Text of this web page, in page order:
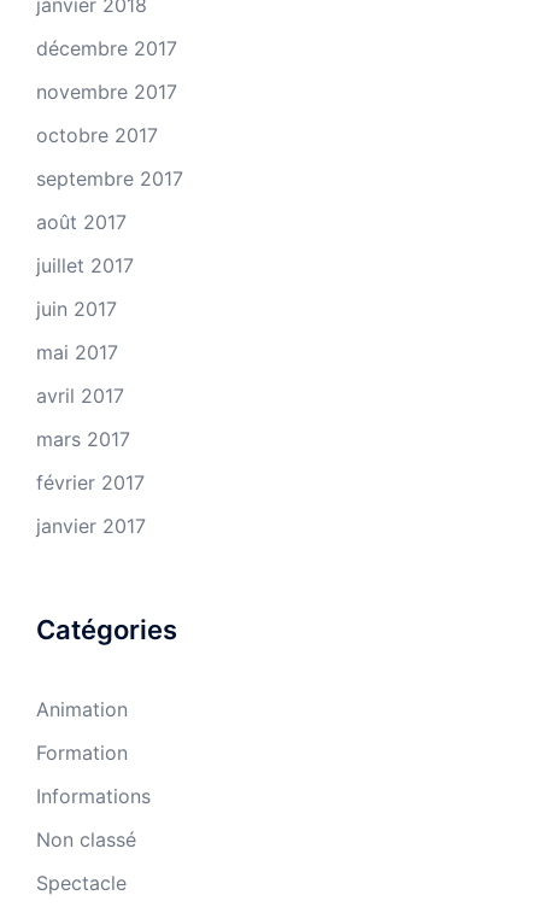
janvier 2018
décembre 2017
novembre 2017
octobre 2017
septembre 2017
août 2017
juillet 2017
juin 2017
mai 2017
avril 2017
mars 2017
février 2017
janvier 2017
Catégories
Animation
Formation
Informations
Non classé
Spectacle